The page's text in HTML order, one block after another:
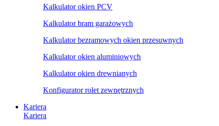
Kalkulator okien PCV
Kalkulator bram garażowych
Kalkulator bezramowych okien przesuwnych
Kalkulator okien aluminiowych
Kalkulator okien drewnianych
Konfigurator rolet zewnętrznych
Kariera
Kariera